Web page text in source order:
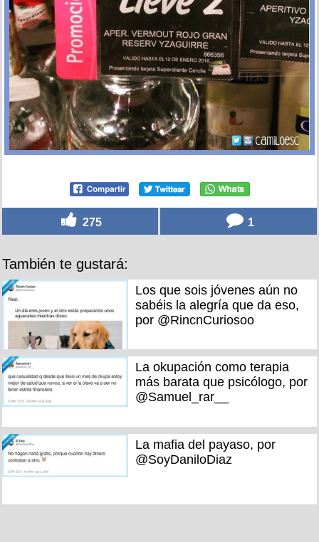
275 1
También te gustará:
Los que sois jóvenes aún no
sabéis la alegría que da eso,
por @RincnCuriosoo
La okupación como terapia
más barata que psicólogo, por
@Samuel_rar__
La mafia del payaso, por
@SoyDaniloDiaz